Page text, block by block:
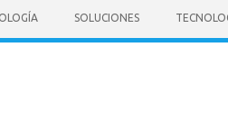
SOLUCIONES